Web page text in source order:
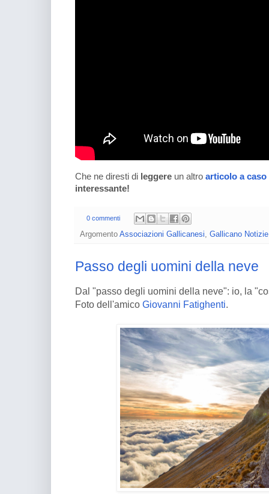
Che ne diresti di leggere un altro articolo a caso
interessante!
0 commenti
Argomento Associazioni Gallicanesi, Gallicano Notizie
Passo degli uomini della neve
Dal "passo degli uomini della neve": io, la
Foto dell'amico Giovanni Fatighenti.